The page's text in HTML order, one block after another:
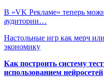
В «VK Рекламе» теперь
аудитории…
Настольные игр как мерч
экономику
Как построить систему
использованием нейросетей